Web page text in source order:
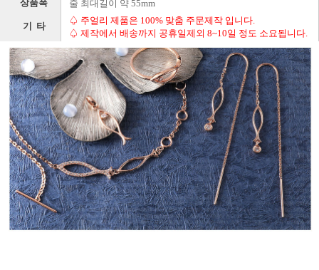
상품폭 줄 최대길이 약 55mm
기 타
♤ 주얼리 제품은 100% 맞춤 주문제작 입니다.
♤ 제작에서 배송까지 공휴일제외 8~10일 정도 소요됩니다.